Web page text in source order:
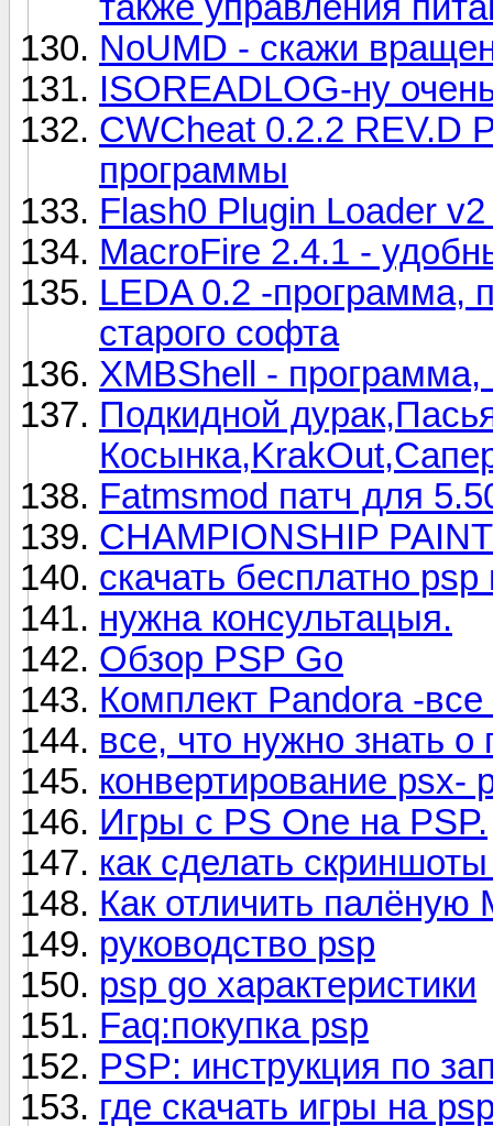
NoUMD - скажи
ISOREADLOG-ну
CWCheat 0.2.2 REV.D
программы
Flash0 Plugin Loader
MacroFire 2.4.1 -
LEDA 0.2 -программа,
старого софта
XMBShell - программа,
Подкидной
Fatmsmod патч для
CHAMPIONSHIP
скачать бесплатно psp
нужна консультацыя.
Обзор PSP Go
Комплект Pandora -
все, что нужно знать
конвертирование psx-
Игры с PS One на PSP.
как сделать
Как отличить палёную
руководство psp
psp go характеристики
Faq:покупка psp
PSP: инструкция по
где скачать игры на